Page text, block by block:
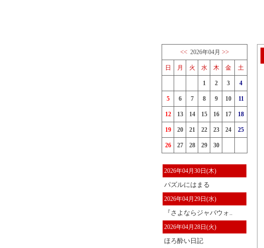
<< 2026年04月 >>
日 月 火 水 木 金 土
1 2 3 4
5 6 7 8 9 10 11
12 13 14 15 16 17 18
19 20 21 22 23 24 25
26 27 28 29 30
2026年04月30日(木)
パズルにはまる
2026年04月29日(水)
『さよならジャバウォ..
2026年04月28日(火)
ほろ酔い日記